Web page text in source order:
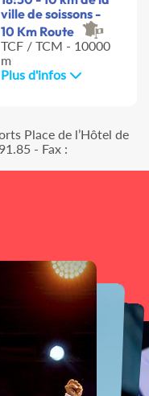
ville de soissons -
10 Km Route
TCF / TCM - 10000
m
Plus d'infos
Place de l’Hôtel de
- Fax :